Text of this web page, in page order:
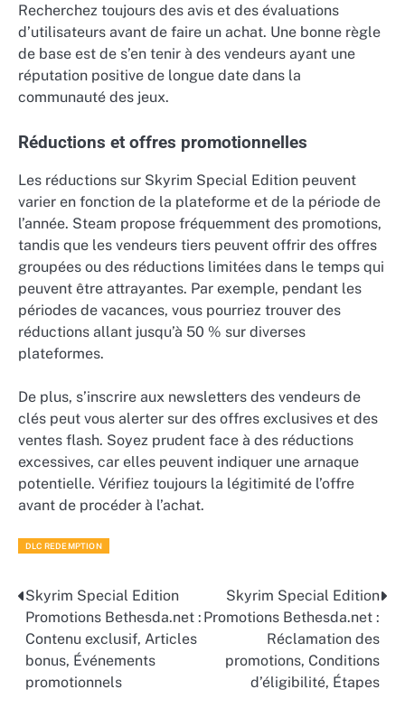
Recherchez toujours des avis et des évaluations
d’utilisateurs avant de faire un achat. Une bonne règle
de base est de s’en tenir à des vendeurs ayant une
réputation positive de longue date dans la
communauté des jeux.
Réductions et offres promotionnelles
Les réductions sur Skyrim Special Edition peuvent
varier en fonction de la plateforme et de la période de
l’année. Steam propose fréquemment des promotions,
tandis que les vendeurs tiers peuvent offrir des offres
groupées ou des réductions limitées dans le temps qui
peuvent être attrayantes. Par exemple, pendant les
périodes de vacances, vous pourriez trouver des
réductions allant jusqu’à 50 % sur diverses
plateformes.
De plus, s’inscrire aux newsletters des vendeurs de
clés peut vous alerter sur des offres exclusives et des
ventes flash. Soyez prudent face à des réductions
excessives, car elles peuvent indiquer une arnaque
potentielle. Vérifiez toujours la légitimité de l’offre
avant de procéder à l’achat.
DLC REDEMPTION
Post
navigation
Skyrim Special Edition
Promotions Bethesda.net :
Contenu exclusif, Articles
bonus, Événements
promotionnels
Skyrim Special Edition
Promotions Bethesda.net :
Réclamation des
promotions, Conditions
d’éligibilité, Étapes